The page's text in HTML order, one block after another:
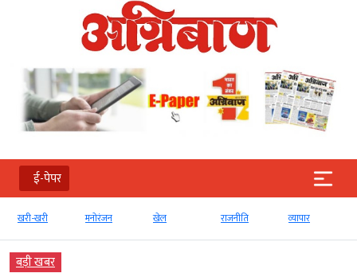
ई-पेपर
खरी-खरी मनोरंजन खेल राजनीति व्‍यापार
बड़ी खबर